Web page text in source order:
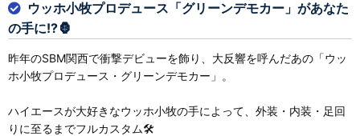
ウッホ小牧プロデュース「グリーンデモカー」があなた
の手に!?🦍
昨年のSBM関西で衝撃デビューを飾り、大反響を呼んだあの「ウッ
ホ小牧プロデュース・グリーンデモカー」。
ハイエースが大好きなウッホ小牧の手によって、外装・内装・足回
りに至るまでフルカスタム🛠